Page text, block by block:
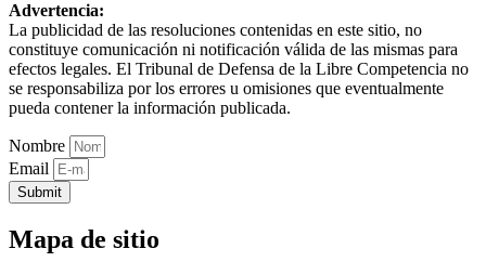
Advertencia:
La publicidad de las resoluciones contenidas en este sitio, no
constituye comunicación ni notificación válida de las mismas para
efectos legales. El Tribunal de Defensa de la Libre Competencia no
se responsabiliza por los errores u omisiones que eventualmente
pueda contener la información publicada.
Nombre
Email
Submit
Mapa de sitio